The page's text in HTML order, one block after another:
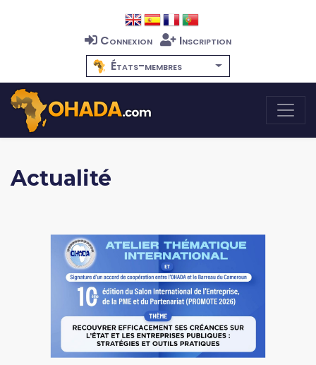
Connexion
Inscription
États-membres
Actualité